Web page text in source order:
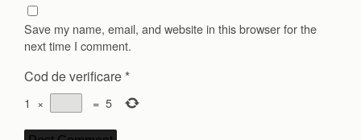
Save my name, email, and website in this browser for the
next time I comment.
Cod de verificare *
1 × = 5